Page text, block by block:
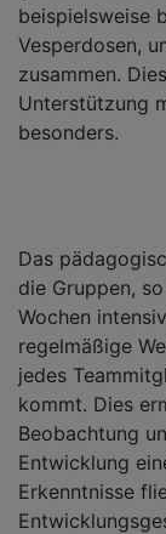
beispielsweise
Vesperdosen,
zusammen.
Unterstützung
besonders.
Das
die Gruppen,
Wochen
regelmäßige
jedes
kommt. Dies
Beobachtung
Entwicklung
Erkenntnisse